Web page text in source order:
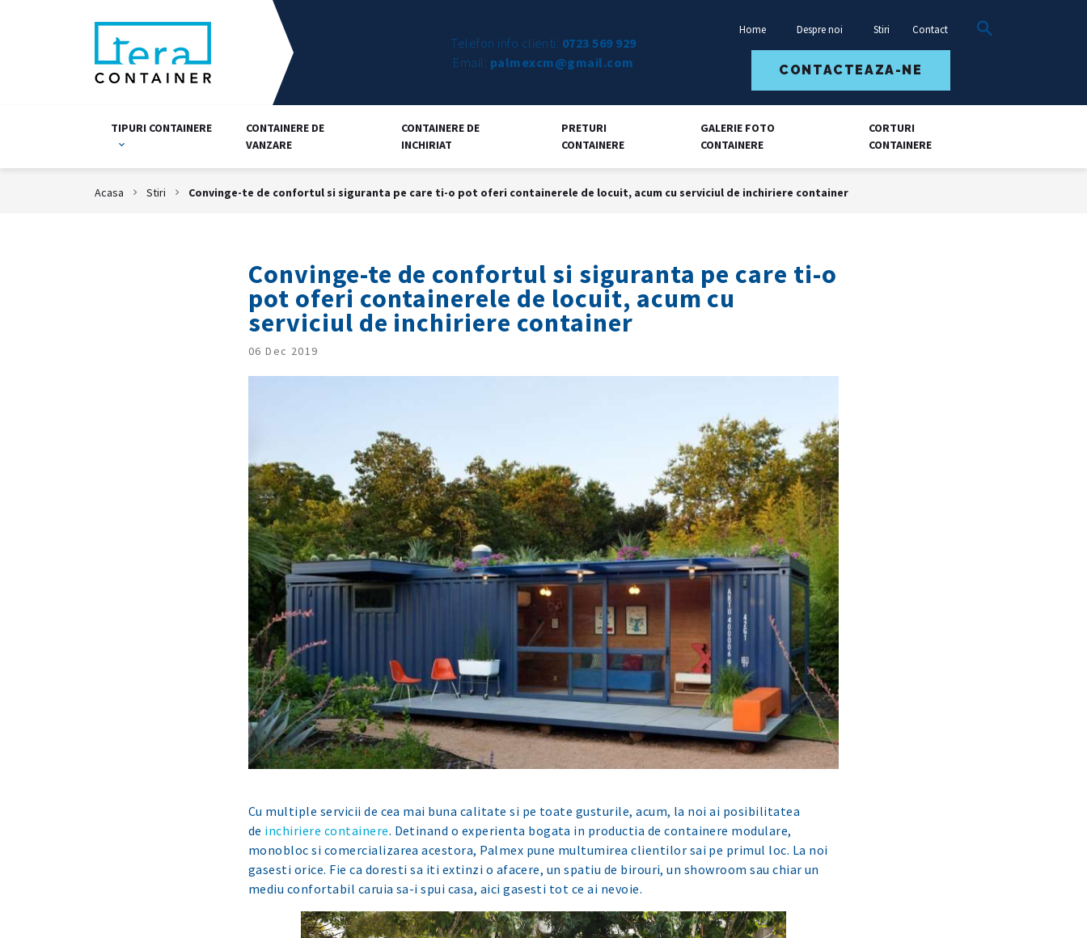
Telefon info clienti: 0723 569 929
Email: palmexcm@gmail.com
Home Despre noi Stiri Contact
CONTACTEAZA-NE
TIPURI CONTAINERE
CONTAINERE DE
VANZARE
CONTAINERE DE
INCHIRIAT
PRETURI
CONTAINERE
GALERIE FOTO
CONTAINERE
CORTURI
CONTAINERE
Acasa Stiri Convinge-te de confortul si siguranta pe care ti-o pot oferi containerele de locuit, acum cu serviciul de inchiriere container
Convinge-te de confortul si siguranta pe care ti-o
pot oferi containerele de locuit, acum cu
serviciul de inchiriere container
06 Dec 2019
Cu multiple servicii de cea mai buna calitate si pe toate gusturile, acum, la noi ai posibilitatea
de inchiriere containere. Detinand o experienta bogata in productia de containere modulare,
monobloc si comercializarea acestora, Palmex pune multumirea clientilor sai pe primul loc. La noi
gasesti orice. Fie ca doresti sa iti extinzi o afacere, un spatiu de birouri, un showroom sau chiar un
mediu confortabil caruia sa-i spui casa, aici gasesti tot ce ai nevoie.